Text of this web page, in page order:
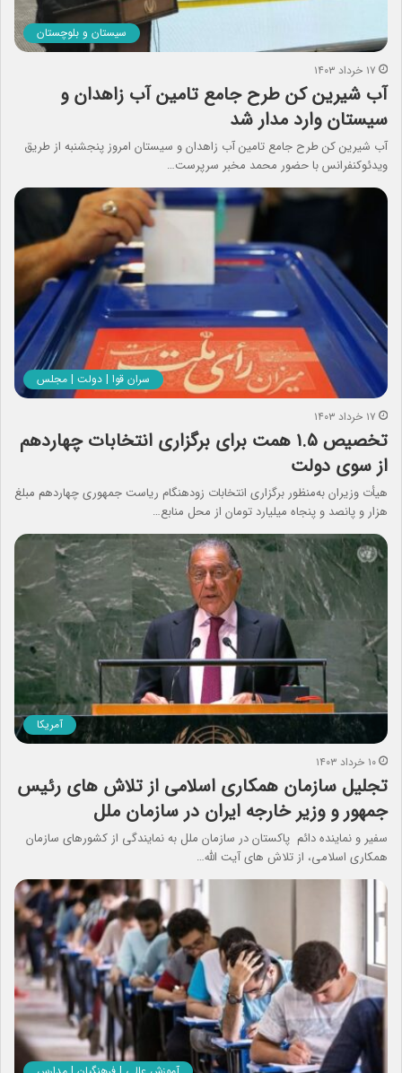
سیستان و بلوچستان
۱۷ خرداد ۱۴۰۳
آب شیرین کن طرح جامع تامین آب زاهدان و
سیستان وارد مدار شد
آب شیرین کن طرح جامع تامین آب زاهدان و سیستان امروز پنجشنبه از طریق
ویدئوکنفرانس با حضور محمد مخبر سرپرست…
سران قوا | دولت | مجلس
۱۷ خرداد ۱۴۰۳
تخصیص ۱.۵ همت برای برگزاری انتخابات چهاردهم
از سوی دولت
هیأت وزیران به‌منظور برگزاری انتخابات زودهنگام ریاست جمهوری چهاردهم مبلغ
هزار و پانصد و پنجاه میلیارد تومان از محل منابع…
آمریکا
۱۰ خرداد ۱۴۰۳
تجلیل سازمان همکاری اسلامی از تلاش های رئیس
جمهور و وزیر خارجه ایران در سازمان ملل
سفیر و نماینده دائم پاکستان در سازمان ملل به نمایندگی از کشورهای سازمان
همکاری اسلامی، از تلاش های آیت الله…